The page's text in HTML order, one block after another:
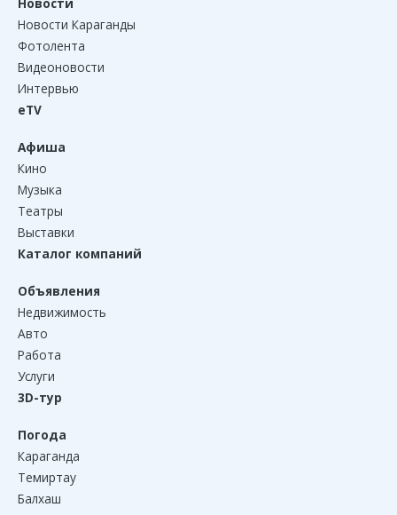
Новости Караганды
Фотолента
Видеоновости
Интервью
eTV
Афиша
Кино
Музыка
Театры
Выставки
Каталог компаний
Объявления
Недвижимость
Авто
Работа
Услуги
3D-тур
Погода
Караганда
Темиртау
Балхаш